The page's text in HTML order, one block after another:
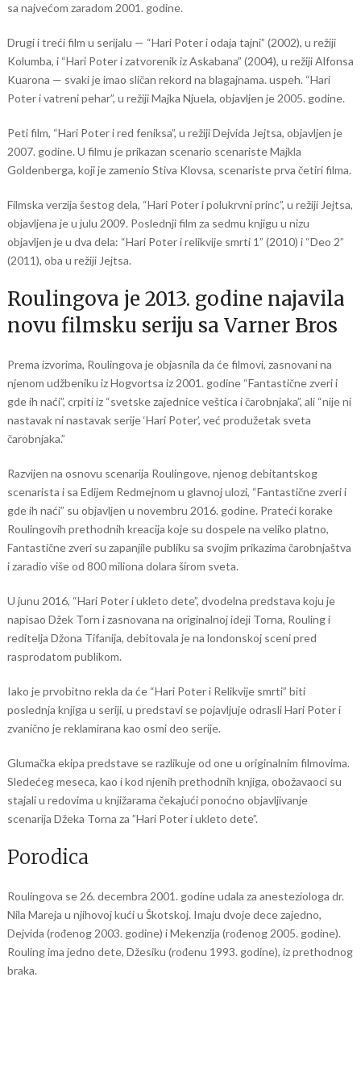
sa najvećom zaradom 2001. godine.
Drugi i treći film u serijalu — “Hari Poter i odaja tajni” (2002), u režiji
Kolumba, i “Hari Poter i zatvorenik iz Askabana” (2004), u režiji Alfonsa
Kuarona — svaki je imao sličan rekord na blagajnama. uspeh. “Hari
Poter i vatreni pehar”, u režiji Majka Njuela, objavljen je 2005. godine.
Peti film, “Hari Poter i red feniksa”, u režiji Dejvida Jejtsa, objavljen je
2007. godine. U filmu je prikazan scenario scenariste Majkla
Goldenberga, koji je zamenio Stiva Klovsa, scenariste prva četiri filma.
Filmska verzija šestog dela, “Hari Poter i polukrvni princ”, u režiji Jejtsa,
objavljena je u julu 2009. Poslednji film za sedmu knjigu u nizu
objavljen je u dva dela: “Hari Poter i relikvije smrti 1” (2010) i “Deo 2”
(2011), oba u režiji Jejtsa.
Roulingova je 2013. godine najavila
novu filmsku seriju sa Varner Bros
Prema izvorima, Roulingova je objasnila da će filmovi, zasnovani na
njenom udžbeniku iz Hogvortsa iz 2001. godine “Fantastične zveri i
gde ih naći”, crpiti iz “svetske zajednice veštica i čarobnjaka”, ali “nije ni
nastavak ni nastavak serije ‘Hari Poter’, već produžetak sveta
čarobnjaka.”
Razvijen na osnovu scenarija Roulingove, njenog debitantskog
scenarista i sa Edijem Redmejnom u glavnoj ulozi, “Fantastične zveri i
gde ih naći” su objavljen u novembru 2016. godine. Prateći korake
Roulingovih prethodnih kreacija koje su dospele na veliko platno,
Fantastične zveri su zapanjile publiku sa svojim prikazima čarobnjaštva
i zaradio više od 800 miliona dolara širom sveta.
U junu 2016, “Hari Poter i ukleto dete”, dvodelna predstava koju je
napisao Džek Torn i zasnovana na originalnoj ideji Torna, Rouling i
reditelja Džona Tifanija, debitovala je na londonskoj sceni pred
rasprodatom publikom.
Iako je prvobitno rekla da će “Hari Poter i Relikvije smrti” biti
poslednja knjiga u seriji, u predstavi se pojavljuje odrasli Hari Poter i
zvanično je reklamirana kao osmi deo serije.
Glumačka ekipa predstave se razlikuje od one u originalnim filmovima.
Sledećeg meseca, kao i kod njenih prethodnih knjiga, obožavaoci su
stajali u redovima u knjižarama čekajući ponoćno objavljivanje
scenarija Džeka Torna za ”Hari Poter i ukleto dete”.
Porodica
Roulingova se 26. decembra 2001. godine udala za anesteziologa dr.
Nila Mareja u njihovoj kući u Škotskoj. Imaju dvoje dece zajedno,
Dejvida (rođenog 2003. godine) i Mekenzija (rođenog 2005. godine).
Rouling ima jedno dete, Džesiku (rođenu 1993. godine), iz prethodnog
braka.